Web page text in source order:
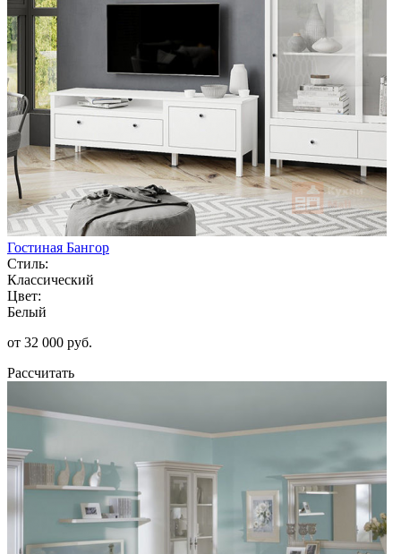
Гостиная Бангор
Стиль:
Классический
Цвет:
Белый
от 32 000 руб.
Рассчитать